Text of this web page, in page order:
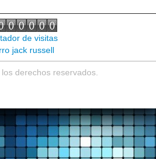
de visitas
jack russell
derechos reservados.